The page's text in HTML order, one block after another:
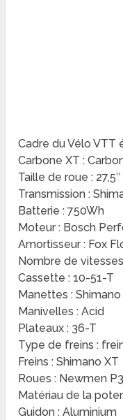
Cadre du Vélo VTT
Carbone XT :
Taille de roue : 27,5″
Transmission :
Batterie : 750Wh
Moteur : Bosch
Amortisseur : Fox
Nombre de
Cassette : 10-51-T
Manettes :
Manivelles : Acid
Plateaux : 36-T
Type de freins :
Freins : Shimano XT
Roues : Newmen
Matériau de la
Guidon : Aluminium